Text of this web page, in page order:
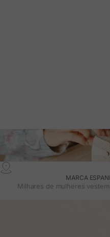
MARCA
Milhares de mulheres